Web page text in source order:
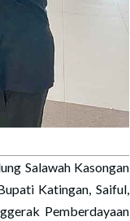
Salawah Kasongan
Katingan, Saiful,
Pemberdayaan